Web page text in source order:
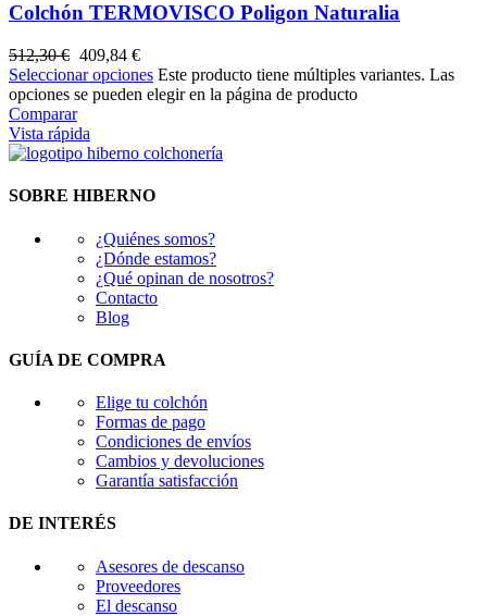
Colchón TERMOVISCO Poligon Naturalia
512,30€ 409,84 €
Seleccionar opciones Este producto tiene múltiples variantes. Las
opciones se pueden elegir en la página de producto
Comparar
Vista rápida
SOBRE HIBERNO
¿Quiénes somos?
¿Dónde estamos?
¿Qué opinan de nosotros?
Contacto
Blog
GUÍA DE COMPRA
Elige tu colchón
Formas de pago
Condiciones de envíos
Cambios y devoluciones
Garantía satisfacción
DE INTERÉS
Asesores de descanso
Proveedores
El descanso